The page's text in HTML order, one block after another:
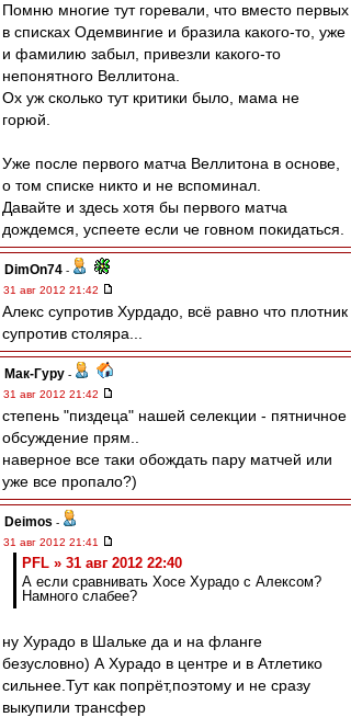
Помню многие тут горевали, что вместо первых
в списках Одемвингие и бразила какого-то, уже
и фамилию забыл, привезли какого-то
непонятного Веллитона.
Ох уж сколько тут критики было, мама не
горюй.
Уже после первого матча Веллитона в основе,
о том списке никто и не вспоминал.
Давайте и здесь хотя бы первого матча
дождемся, успеете если че говном покидаться.
DimOn74 -
31 авг 2012 21:42
Алекс супротив Хурдадо, всё равно что плотник
супротив столяра...
Мак-Гуру -
31 авг 2012 21:42
степень "пиздеца" нашей селекции - пятничное
обсуждение прям..
наверное все таки обождать пару матчей или
уже все пропало?)
Deimos -
31 авг 2012 21:41
PFL » 31 авг 2012 22:40
А если сравнивать Хосе Хурадо с Алексом?
Намного слабее?
ну Хурадо в Шальке да и на фланге
безусловно) А Хурадо в центре и в Атлетико
сильнее.Тут как попрёт,поэтому и не сразу
выкупили трансфер